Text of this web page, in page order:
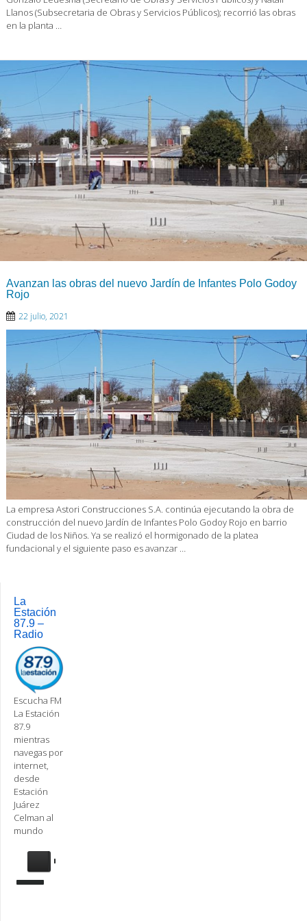
Llanos (Subsecretaria de Obras y Servicios Públicos); recorrió las obras
en la planta …
Avanzan las obras del nuevo Jardín de Infantes Polo Godoy
Rojo
22 julio, 2021
La empresa Astori Construcciones S.A. continúa ejecutando la obra de
construcción del nuevo Jardín de Infantes Polo Godoy Rojo en barrio
Ciudad de los Niños. Ya se realizó el hormigonado de la platea
fundacional y el siguiente paso es avanzar …
La
Estación
87.9 –
Radio
Escucha FM
La Estación
87.9
mientras
navegas por
internet,
desde
Estación
Juárez
Celman al
mundo